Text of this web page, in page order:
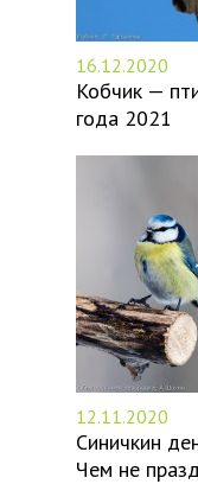
16.12.2020
Кобчик —
года 2021
12.11.2020
Синичкин
Чем не